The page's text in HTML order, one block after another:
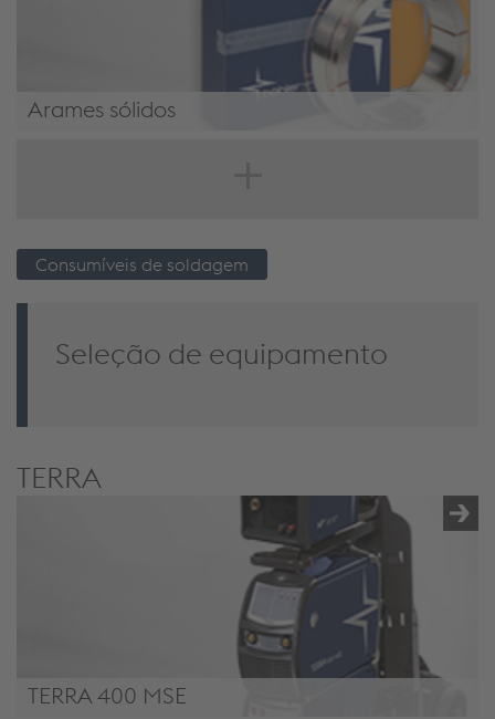
Arames sólidos
Consumíveis de soldagem
Seleção de equipamento
TERRA
TERRA 400 MSE